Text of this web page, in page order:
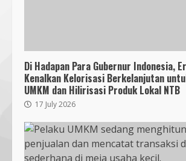
Di Hadapan Para Gubernur Indonesia,
Kenalkan Kelorisasi Berkelanjutan
UMKM dan Hilirisasi Produk Lokal NTB
17 July 2026